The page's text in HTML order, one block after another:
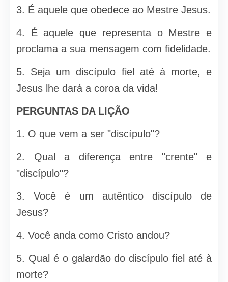
3. É aquele que obedece ao Mestre Jesus.
4. É aquele que representa o Mestre e
proclama a sua mensagem com fidelidade.
5. Seja um discípulo fiel até à morte, e
Jesus lhe dará a coroa da vida!
PERGUNTAS DA LIÇÃO
1. O que vem a ser "discípulo"?
2. Qual a diferença entre "crente" e
"discípulo"?
3. Você é um autêntico discípulo de
Jesus?
4. Você anda como Cristo andou?
5. Qual é o galardão do discípulo fiel até à
morte?